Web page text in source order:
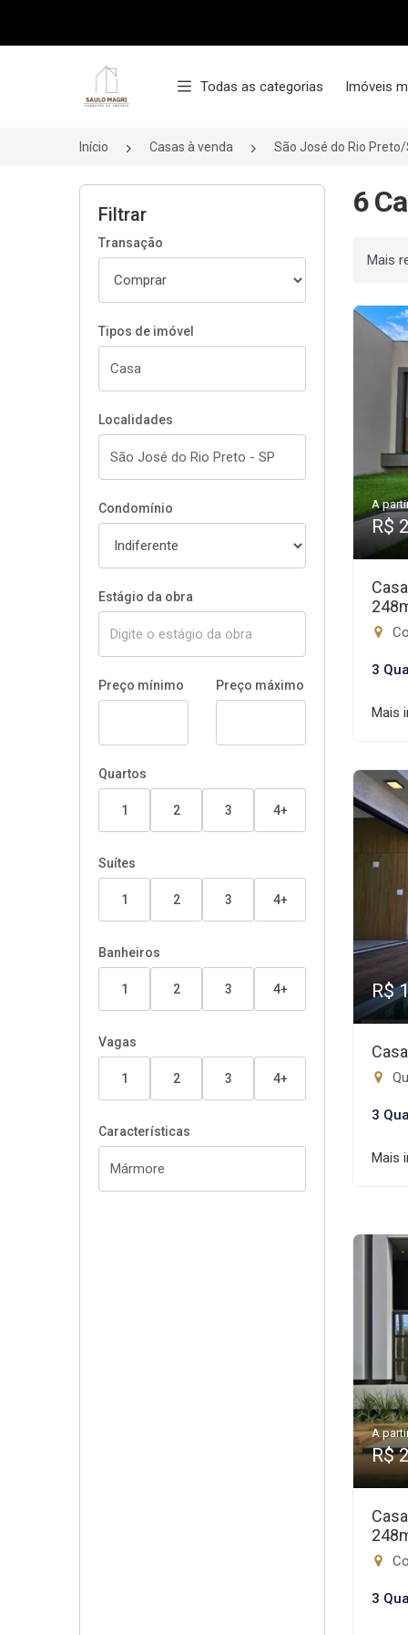
Página inicial
Todas as categorias Imóveis
Início Casas à venda São José do Rio Preto/
Filtrar
Transação
Tipos de imóvel
Localidades
Condomínio
Estágio da obra
Preço mínimo Preço máximo
Quartos
1 2 3 4+
Suítes
1 2 3 4+
Banheiros
1 2 3 4+
Vagas
1 2 3 4+
Características
6
A
R$
3
Mais
R$
3
Mais
A
R$
3